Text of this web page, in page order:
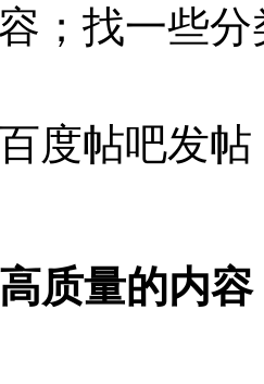
；找一些
度帖吧发
质量的内容